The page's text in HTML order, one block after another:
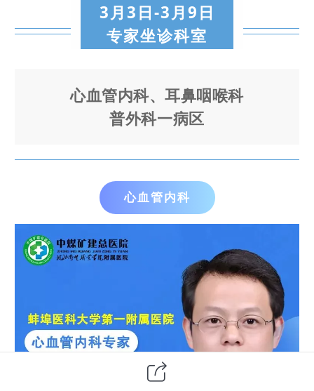
3月3日-3月9日
专家坐诊科室
心血管内科、耳鼻咽喉科
普外科一病区
心血管内科